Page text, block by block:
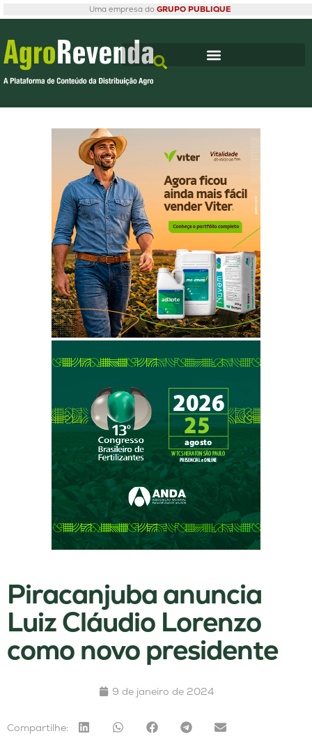
Uma empresa do GRUPO PUBLIQUE
Piracanjuba anuncia
Luiz Cláudio Lorenzo
como novo presidente
9 de janeiro de 2024
Compartilhe: